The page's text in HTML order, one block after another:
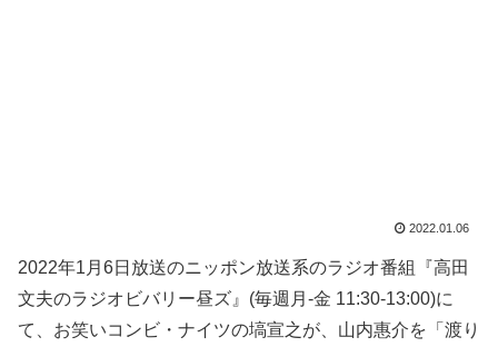
2022.01.06
2022年1月6日放送のニッポン放送系のラジオ番組『高田
文夫のラジオビバリー昼ズ』(毎週月-金 11:30-13:00)に
て、お笑いコンビ・ナイツの塙宣之が、山内惠介を「渡り